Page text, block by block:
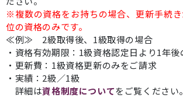
※複数の資格をお持ちの場合、更新手続
位の資格のみです。
≪例≫ 2級取得後、1級取得の場合
・資格有効期限：1級資格認定日より1年後
・更新費：1級資格更新のみをご請求
・実績：2級／1級
詳細は資格制度についてをご覧ください。